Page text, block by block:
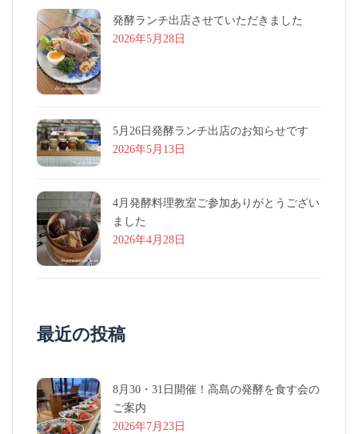
発酵ランチ出店させていただきました
2026年5月28日
5月26日発酵ランチ出店のお知らせです
2026年5月13日
4月発酵料理教室ご参加ありがとうござい
ました
2026年4月28日
最近の投稿
8月30・31日開催！高島の発酵を食す会の
ご案内
2026年7月23日